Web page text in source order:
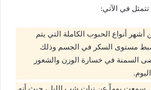
في الآتي:
أنواع الحبوب الكاملة التي يتم
مستوى السكر في الجسم وذلك
السمنة في خسارة الوزن والشعور
سمعت يوماً عن نبات شب الليل، حيث أنه